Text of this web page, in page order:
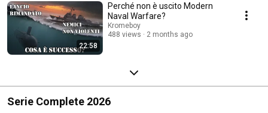
22:58
Perché non è uscito Modern
Naval Warfare?
Kromeboy
488 views
2 months ago
Serie Complete 2026